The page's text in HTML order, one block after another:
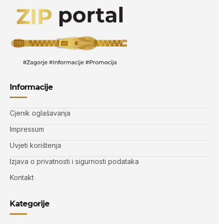
Informacije
Cjenik oglašavanja
Impressum
Uvjeti korištenja
Izjava o privatnosti i sigurnosti podataka
Kontakt
Kategorije